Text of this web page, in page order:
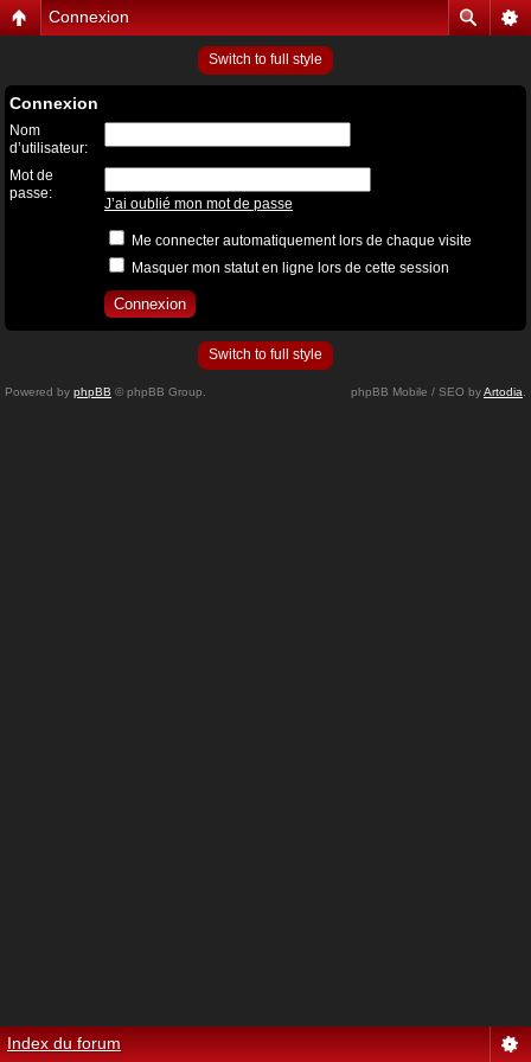
Connexion
Switch to full style
Connexion
Nom
d’utilisateur:
Mot de
passe:
J’ai oublié mon mot de passe
Me connecter automatiquement lors de chaque visite
Masquer mon statut en ligne lors de cette session
Switch to full style
Powered by phpBB © phpBB Group. phpBB Mobile / SEO byArtodia
Index du forum